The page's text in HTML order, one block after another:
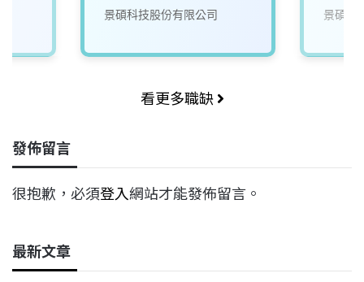
景碩科技股份有限公司 景碩科
看更多職缺
發佈留言
很抱歉，必須登入網站才能發佈留言。
最新文章